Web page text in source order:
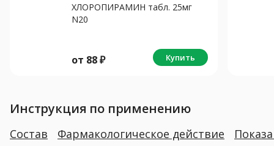
ХЛОРОПИРАМИН табл. 25мг
N20
от 88₽ Купить
Инструкция по применению
Состав Фармакологическое действие